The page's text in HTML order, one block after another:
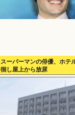
スーパーマンの俳優、ホテ
徊し屋上から放尿